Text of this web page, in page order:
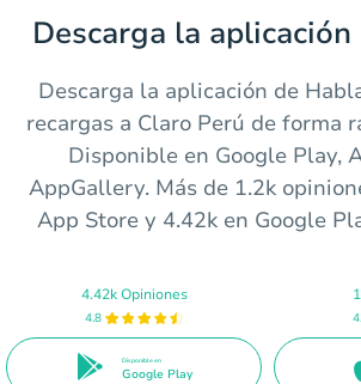
Descarga la
Descarga la aplicación de
recargas a Claro Perú de forma
Disponible en Google Play,
AppGallery. Más de 1.2k
App Store y 4.42k en Google
4.42k Opiniones
4.8
Disponible en
Google Play